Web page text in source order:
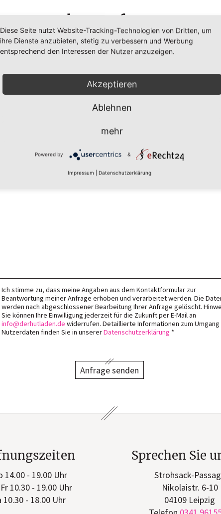
Ihre Anfrage
lassen Sie uns kurz wissen, welche Fragen Sie haben und
wir Ihnen weiterhelfen können.
Ich stimme zu, dass meine Angaben aus dem Kontaktformular zur
Beantwortung meiner Anfrage erhoben und verarbeitet werden. Die
werden nach abgeschlossener Bearbeitung Ihrer Anfrage gelöscht.
Sie können Ihre Einwilligung jederzeit für die Zukunft per E-Mail an
info
derhutladen de widerrufen. Detaillierte Informationen zum
Nutzerdaten finden Sie in unsererDatenschutzerklärung *
Anfrage senden
14.00 - 19.00 Uhr
10.30 - 19.00 Uhr
10.30 - 18.00 Uhr
Sprechen Sie
Strohsack-
Nikolaistr. 6-10
04109 Leipzig
Diese Seite nutzt Website-Tracking-Technologien von Dritten, um
ihre Dienste anzubieten, stetig zu verbessern und Werbung
entsprechend den Interessen der Nutzer anzuzeigen.
Akzeptieren
Ablehnen
mehr
Powered by &
Impressum Datenschutzerklärung